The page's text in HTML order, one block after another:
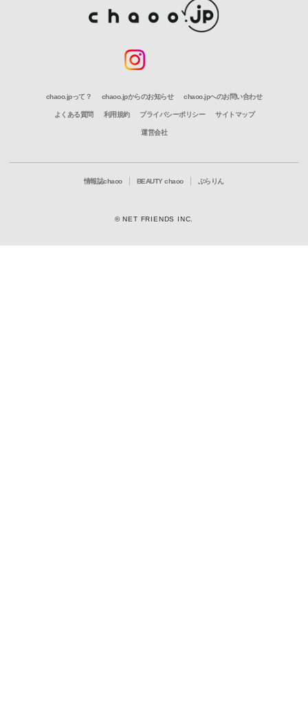
chaoo.jpって？ chaoo.jpからのお知らせ chaoo.jpへのお問い合わせ
よくある質問 利用規約 プライバシーポリシー サイトマップ
運営会社
情報誌chaoo BEAUTY chaoo ぶらりん
© NET FRIENDS INC.